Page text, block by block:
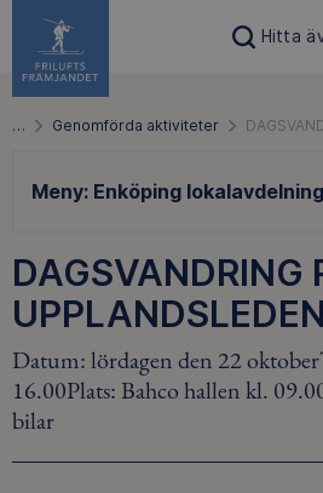
Hitta
… Genomförda aktiviteter
Meny: Enköping lokalavdelning
DAGSVANDRING
UPPLANDSLEDEN
Datum: lördagen den 22
16.00Plats: Bahco hallen kl.
bilar